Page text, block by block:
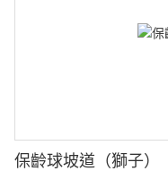
保齡球坡道（獅子）